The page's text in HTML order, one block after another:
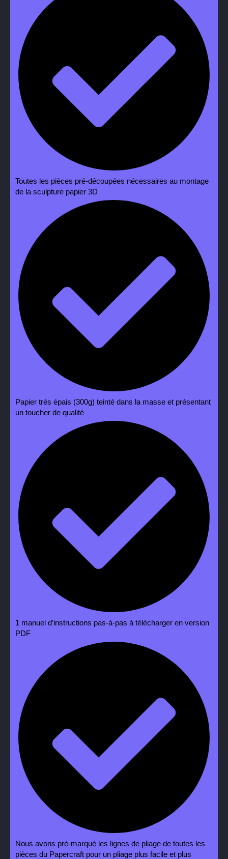
Toutes les pièces pré-découpées nécessaires au montage
de la sculpture papier 3D
Papier très épais (300g) teinté dans la masse et présentant
un toucher de qualité
1 manuel d’instructions pas-à-pas à télécharger en version
PDF
Nous avons pré-marqué les lignes de pliage de toutes les
pièces du Papercraft pour un pliage plus facile et plus